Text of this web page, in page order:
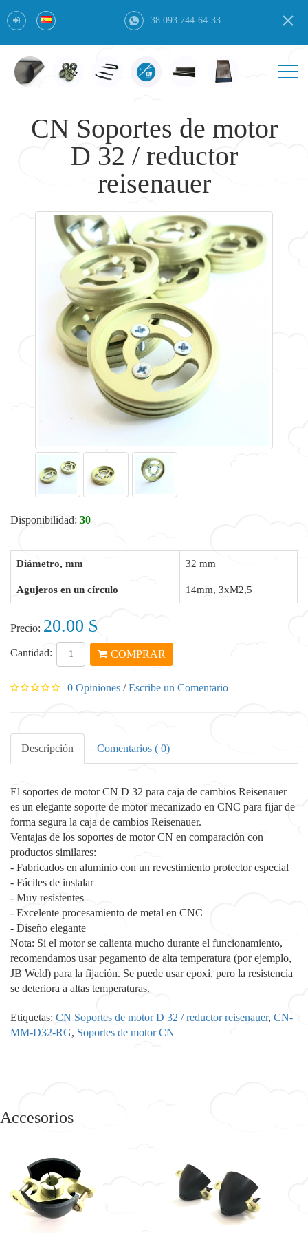
38 093 744-64-33
CN Soportes de motor
D 32 / reductor
reisenauer
Disponibilidad: 30
Diámetro, mm 32 mm
Agujeros en un círculo 14mm, 3xM2,5
Precio: 20.00 $
Cantidad: COMPRAR
0 Opiniones /Escribe un Comentario
Descripción Comentarios ( 0)
El soportes de motor CN D 32 para caja de cambios Reisenauer
es un elegante soporte de motor mecanizado en CNC para fijar de
forma segura la caja de cambios Reisenauer.
Ventajas de los soportes de motor CN en comparación con
productos similares:
- Fabricados en aluminio con un revestimiento protector especial
- Fáciles de instalar
- Muy resistentes
- Excelente procesamiento de metal en CNC
- Diseño elegante
Nota: Si el motor se calienta mucho durante el funcionamiento,
recomendamos usar pegamento de alta temperatura (por ejemplo,
JB Weld) para la fijación. Se puede usar epoxi, pero la resistencia
se deteriora a altas temperaturas.
Etiquetas: CN Soportes de motor D 32 / reductor reisenauer, CN-
MM-D32-RG, Soportes de motor CN
Accesorios